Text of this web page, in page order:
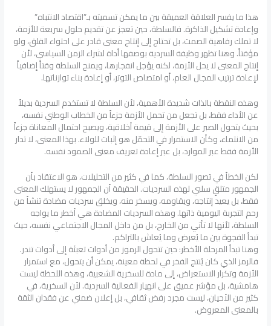
هذا ما يفسر العلاقة العميقة بين ما يمكن تسميته بـ”اقتصاد الانتباه”
وإعادة تشكيل الذاكرة. فالسلطة، حين تعجز عن تقديم حلول سريعة للأزمة،
لا تملك رفاهية الصمت، بل تحتاج إلى إنتاج معنى قادر على احتواء القلق، ولو
مؤقتاً. وهنا تظهر وظيفة السردية بوصفها أداة لشراء الزمن السياسي، لأن
إنتاج المعنى لا يحل الأزمة، لكنه يؤجل انفجارها، ويمنح السلطة وقتاً إضافياً
لإعادة ترتيب المجال العام، أو امتصاص التوتر، أو إعادة بناء توازناتها.
وهذه النقطة بالذات شديدة الأهمية، لأن السلطة لا تستخدم السردية بديلاً
عن الأداء فقط، بل تجعل من تحمل الأزمة جزءاً من الخطاب الوطني نفسه،
بحيث يتحول الصبر على الأزمة إلى قيمة أخلاقية، ويصبح احتمال المعاناة جزءاً
من الانتماء، وكأن الاستمرار في التحمّل هو إثبات للولاء. بهذا المعنى، لا تدار
الأزمة فقط عبر الموارد، بل عبر إعادة تعريف معنى الصمود نفسه.
لكن الخطأ في تصور السلطة، كما في كثير من التحليلات، هو الاعتقاد بأن
الجمهور متلقٍ سلبي لهذه السرديات. الحقيقة أن الجمهور لا يستهلك المعنى
فقط، بل يعيد إنتاجه، ويقاومه، ويسخر منه، ويخلق سرديات مضادة تنشأ من
رحم التجربة اليومية ذاتها. وهذه السرديات المضادة هي أخطر ما يواجه
السلطة، لأنها لا تأتي من الخارج، بل من داخل المجال الاجتماعي نفسه، حيث
تبدأ الفجوة بين ما يُعرض وما يُعاش بالتراكم.
وهنا تبدأ المرحلة الأخطر: حين تتحول الرموز من أدوات تعبئة إلى أدوات تندر.
فالرمز الذي كان يُنتج الفخر في لحظة معينة، يمكن أن يتحول، مع استمرار
الأزمة وتكرار الاستعراض، إلى مادة للسخرية الشعبية، وهذه اللحظة ليست
هامشية، بل مؤشر عميق على انهيار الفعالية السردية. لأن السخرية، في
كثير من الأحيان، ليست مجرد رفض ثقافي، بل إعلان ضمني عن فقدان الثقة
بالمعنى المعروض.